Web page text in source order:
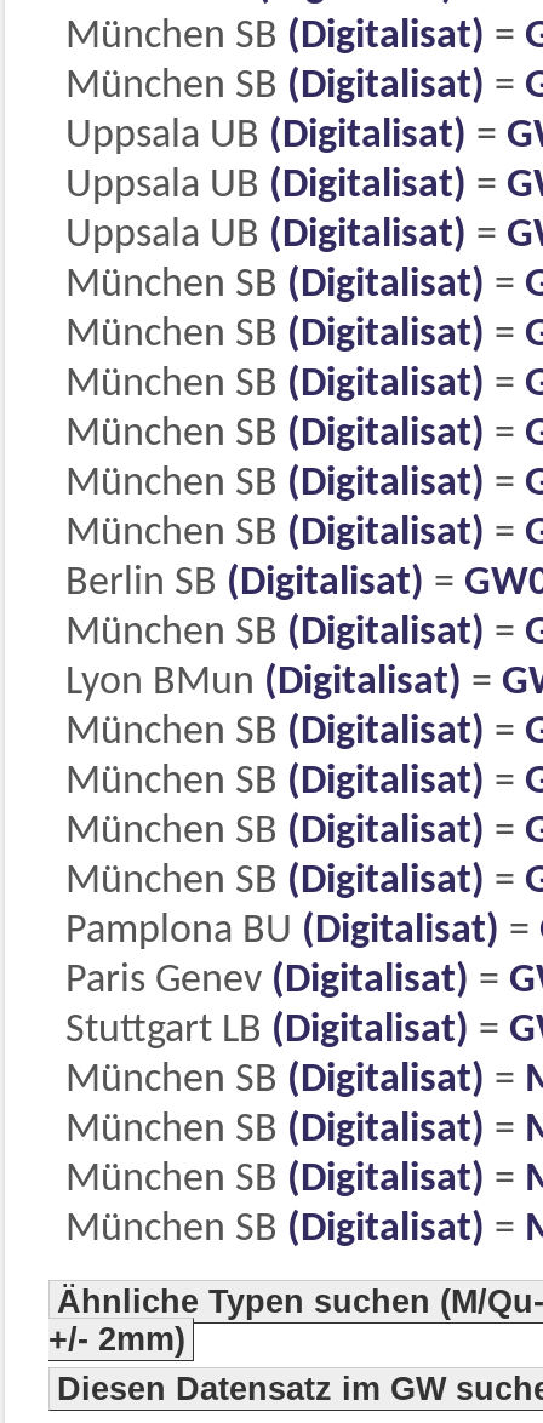
München SB (Digitalisat) =
München SB (Digitalisat) =
Uppsala UB (Digitalisat) =
Uppsala UB (Digitalisat) =
Uppsala UB (Digitalisat) =
München SB (Digitalisat) =
München SB (Digitalisat) =
München SB (Digitalisat) =
München SB (Digitalisat) =
München SB (Digitalisat) =
München SB (Digitalisat) =
Berlin SB (Digitalisat) =
München SB (Digitalisat) =
Lyon BMun (Digitalisat) =
München SB (Digitalisat) =
München SB (Digitalisat) =
München SB (Digitalisat) =
München SB (Digitalisat) =
Pamplona BU (Digitalisat) =
Paris Genev (Digitalisat) =
Stuttgart LB (Digitalisat) =
München SB (Digitalisat) =
München SB (Digitalisat) =
München SB (Digitalisat) =
München SB (Digitalisat) =
Ähnliche Typen suchen (M/
+/- 2mm)
Diesen Datensatz im GW